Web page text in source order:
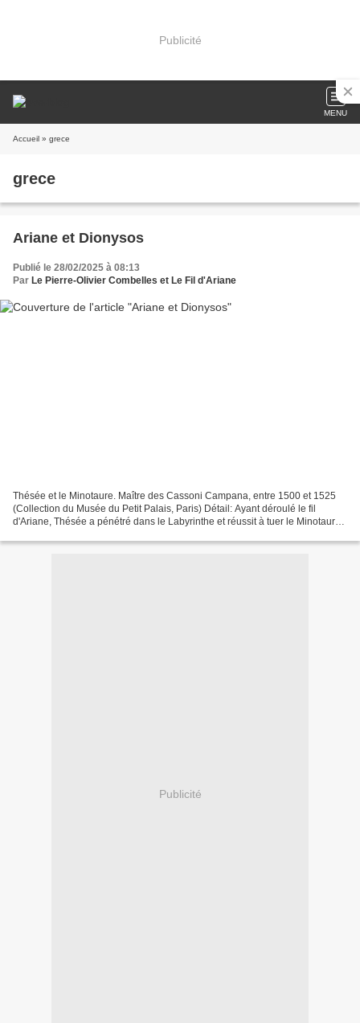
Publicité
MENU
Accueil » grece
grece
Ariane et Dionysos
Publié le 28/02/2025 à 08:13
Par Le Pierre-Olivier Combelles et Le Fil d'Ariane
Thésée et le Minotaure. Maître des Cassoni Campana, entre 1500 et 1525
(Collection du Musée du Petit Palais, Paris) Détail: Ayant déroulé le fil
d'Ariane, Thésée a pénétré dans le Labyrinthe et réussit à tuer le Minotaure.
Publicité